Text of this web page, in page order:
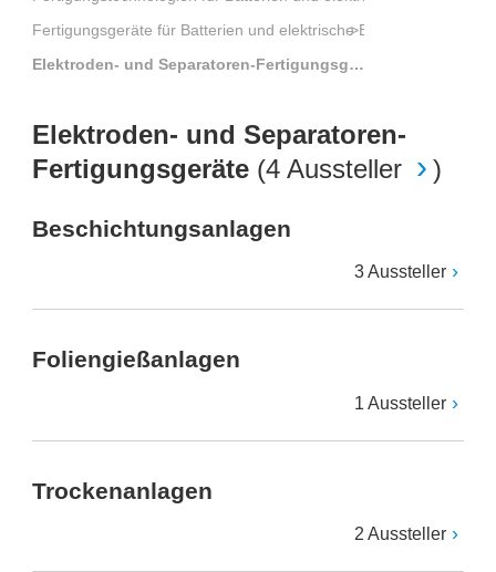
Fertigungsgeräte für Batterien und elektrische Energiespeicher
Elektroden- und Separatoren-Fertigungsgeräte
Elektroden- und Separatoren-
Fertigungsgeräte (4 Aussteller )
Beschichtungsanlagen
3 Aussteller
Foliengießanlagen
1 Aussteller
Trockenanlagen
2 Aussteller